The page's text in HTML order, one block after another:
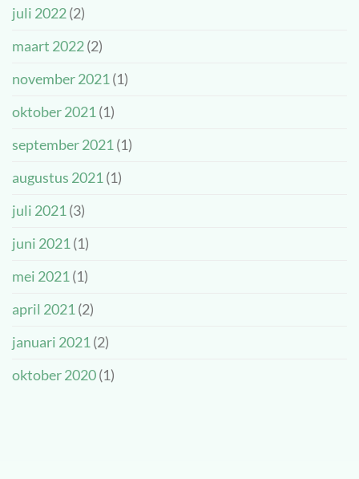
juli 2022(2)
maart 2022(2)
november 2021 (1)
oktober 2021 (1)
september 2021 (1)
augustus 2021 (1)
juli 2021 (3)
juni 2021 (1)
mei 2021 (1)
april 2021 (2)
januari 2021 (2)
oktober 2020(1)